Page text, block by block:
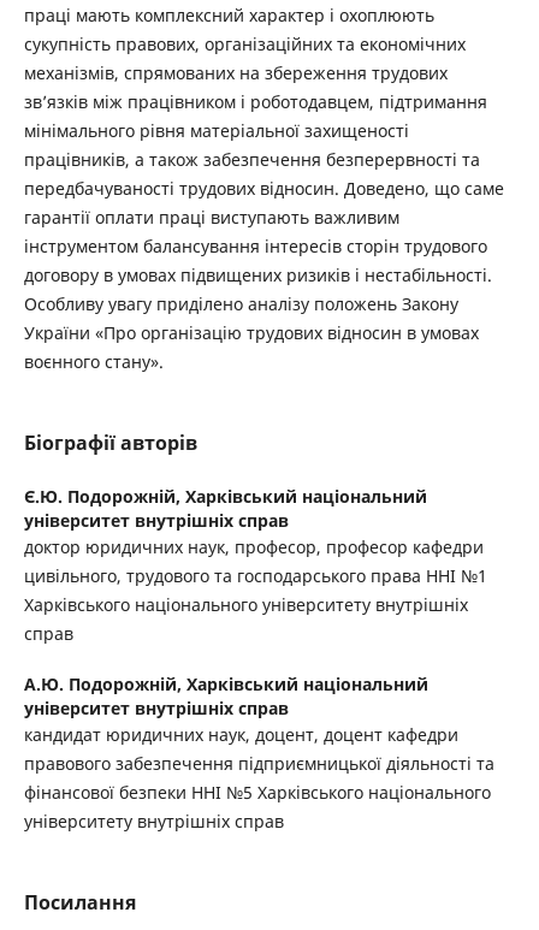
праці мають комплексний характер і охоплюють
сукупність правових, організаційних та економічних
механізмів, спрямованих на збереження трудових
зв’язків між працівником і роботодавцем, підтримання
мінімального рівня матеріальної захищеності
працівників, а також забезпечення безперервності та
передбачуваності трудових відносин. Доведено, що саме
гарантії оплати праці виступають важливим
інструментом балансування інтересів сторін трудового
договору в умовах підвищених ризиків і нестабільності.
Особливу увагу приділено аналізу положень Закону
України «Про організацію трудових відносин в умовах
воєнного стану».
Біографії авторів
Є.Ю. Подорожній, Харківський національний
університет внутрішніх справ
доктор юридичних наук, професор, професор кафедри
цивільного, трудового та господарського права ННІ №1
Харківського національного університету внутрішніх
справ
А.Ю. Подорожній, Харківський національний
університет внутрішніх справ
кандидат юридичних наук, доцент, доцент кафедри
правового забезпечення підприємницької діяльності та
фінансової безпеки ННІ №5 Харківського національного
університету внутрішніх справ
Посилання